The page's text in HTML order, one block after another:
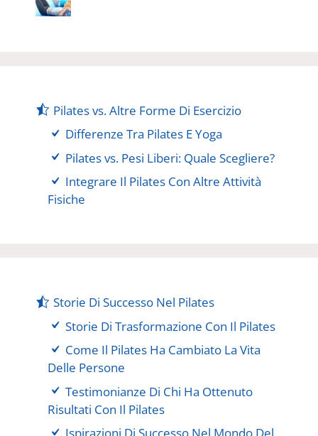
Pilates vs. Altre Forme Di Esercizio
Differenze Tra Pilates E Yoga
Pilates vs. Pesi Liberi: Quale Scegliere?
Integrare Il Pilates Con Altre Attività
Fisiche
Storie Di Successo Nel Pilates
Storie Di Trasformazione Con Il Pilates
Come Il Pilates Ha Cambiato La Vita
Delle Persone
Testimonianze Di Chi Ha Ottenuto
Risultati Con Il Pilates